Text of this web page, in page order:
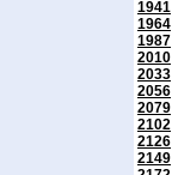
1941
1964
1987
2010
2033
2056
2079
2102
2126
2149